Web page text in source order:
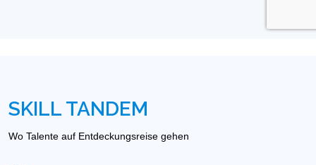
SKILL TANDEM
Wo Talente auf Entdeckungsreise gehen